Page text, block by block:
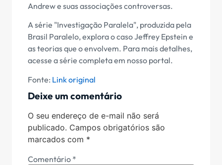
Andrew e suas associações controversas.
A série "Investigação Paralela", produzida pela
Brasil Paralelo, explora o caso Jeffrey Epstein e
as teorias que o envolvem. Para mais detalhes,
acesse a série completa em nosso portal.
Fonte: Link original
Deixe um comentário
O seu endereço de e-mail não será
publicado. Campos obrigatórios são
marcados com *
Comentário *